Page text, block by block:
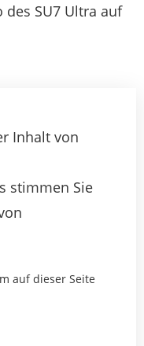
SU7 Ultra auf
Inhalt von
stimmen Sie
auf dieser Seite